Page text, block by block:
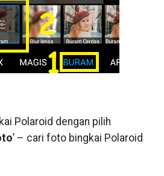
Polaroid dengan pilih
’ – cari foto bingkai Polaroid